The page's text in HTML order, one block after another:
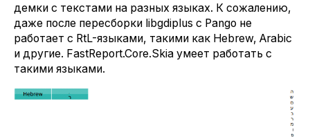
демки с текстами на разных языках. К сожалению,
даже после пересборки libgdiplus с Pango не
работает c RtL-языками, такими как Hebrew, Arabic
и другие. FastReport.Core.Skia умеет работать с
такими языками.